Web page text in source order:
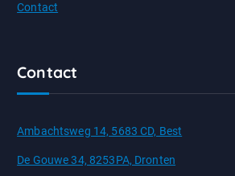
Contact
Contact
Ambachtsweg 14, 5683 CD, Best
De Gouwe 34, 8253PA, Dronten